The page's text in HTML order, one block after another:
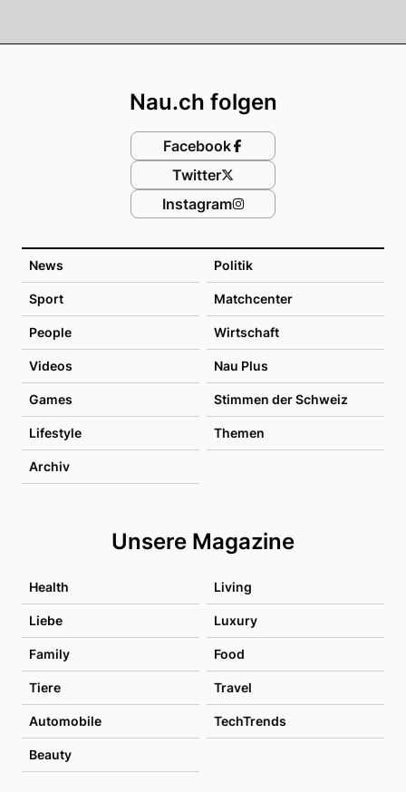
News Politik
Sport Matchcenter
People Wirtschaft
Videos Nau Plus
Games Stimmen der Schweiz
Lifestyle Themen
Archiv
Unsere Magazine
Health Living
Liebe Luxury
Family Food
Tiere Travel
Automobile TechTrends
Beauty
Nau.ch folgen
Facebook
Twitter
Instagram